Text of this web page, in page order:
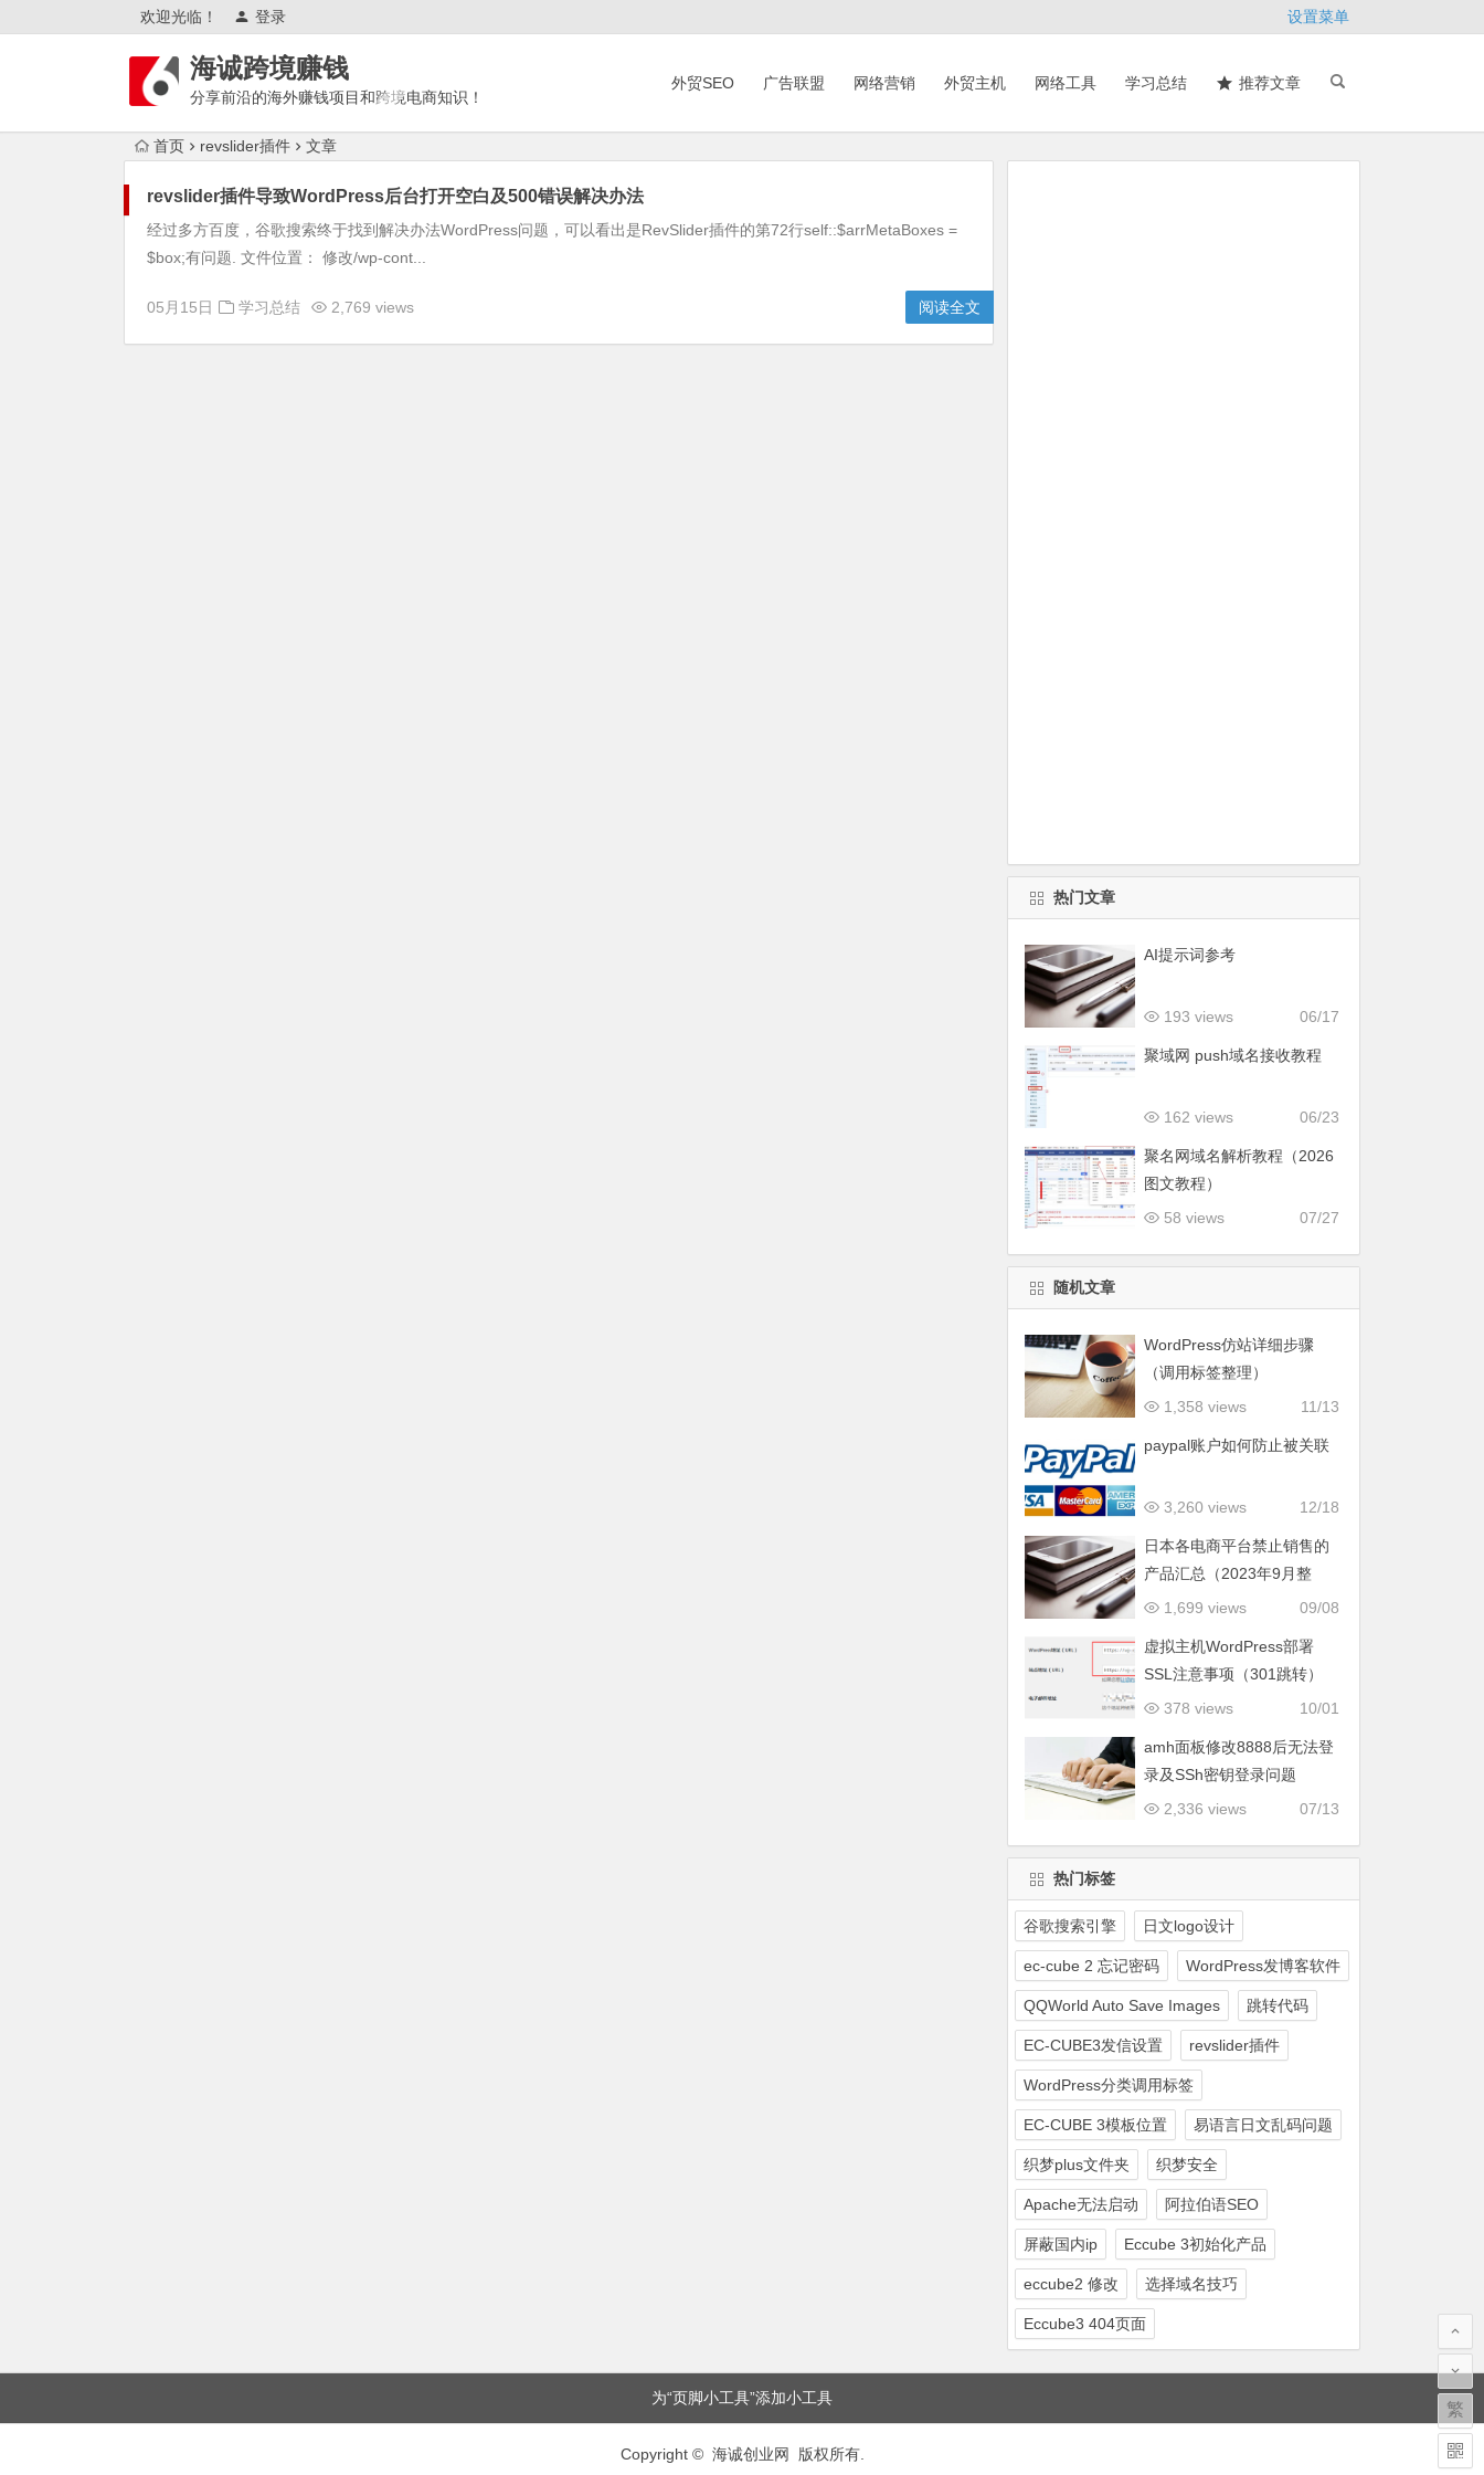
欢迎光临！ 登录 设置菜单
海诚跨境赚钱
分享前沿的海外赚钱项目和跨境电商知识！
外贸SEO 广告联盟 网络营销 外贸主机 网络工具 学习总结 推荐文章
首页 revslider插件 文章
revslider插件导致WordPress后台打开空白及500错误解决办法
经过多方百度，谷歌搜索终于找到解决办法WordPress问题，可以看出是RevSlider插件的第72行self::$arrMetaBoxes =
$box;有问题. 文件位置： 修改/wp-cont...
05月15日 学习总结 2,769 views 阅读全文
热门文章
AI提示词参考
06/17
193 views
聚域网 push域名接收教程
06/23
162 views
聚名网域名解析教程（2026
图文教程）
07/27
58 views
随机文章
WordPress仿站详细步骤
（调用标签整理）
11/13
1,358 views
paypal账户如何防止被关联
12/18
3,260 views
日本各电商平台禁止销售的
产品汇总（2023年9月整
理）
09/08
1,699 views
虚拟主机WordPress部署
SSL注意事项（301跳转）
10/01
378 views
amh面板修改8888后无法登
录及SSh密钥登录问题
07/13
2,336 views
热门标签
谷歌搜索引擎 日文logo设计
ec-cube 2 忘记密码 WordPress发博客软件
QQWorld Auto Save Images 跳转代码
EC-CUBE3发信设置 revslider插件
WordPress分类调用标签
EC-CUBE 3模板位置 易语言日文乱码问题
织梦plus文件夹 织梦安全
Apache无法启动 阿拉伯语SEO
屏蔽国内ip Eccube 3初始化产品
eccube2 修改 选择域名技巧
Eccube3 404页面
为“页脚小工具”添加小工具
Copyright © 海诚创业网 版权所有.
繁